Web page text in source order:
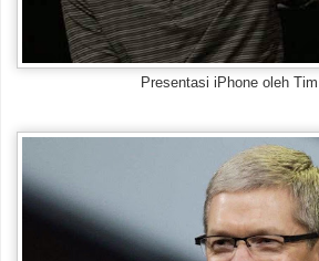
Presentasi iPhone oleh